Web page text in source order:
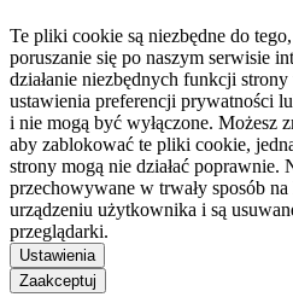
Te pliki cookie są niezbędne do
poruszanie się po naszym serwisie
działanie niezbędnych funkcji
ustawienia preferencji prywatności
i nie mogą być wyłączone. Możesz
aby zablokować te pliki cookie,
strony mogą nie działać poprawnie.
przechowywane w trwały sposób
urządzeniu użytkownika i są
przeglądarki.
Ustawienia
Zaakceptuj